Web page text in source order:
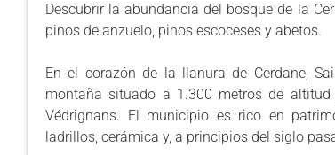
Descubrir la abundancia del bosque de la
pinos de anzuelo, pinos escoceses y abetos.
En el corazón de la llanura de Cerdane,
montaña situado a 1.300 metros de
Védrignans. El municipio es rico en
ladrillos, cerámica y, a principios del siglo